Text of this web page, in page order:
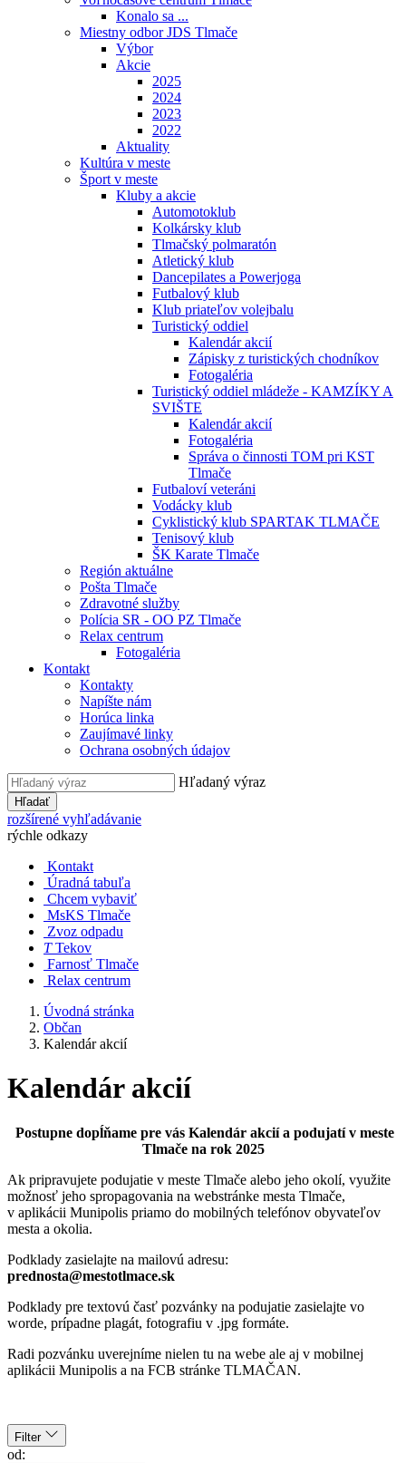
Konalo sa ...
Miestny odbor JDS Tlmače
Výbor
Akcie
2025
2024
2023
2022
Aktuality
Kultúra v meste
Šport v meste
Kluby a akcie
Automotoklub
Kolkársky klub
Tlmačský polmaratón
Atletický klub
Dancepilates a Powerjoga
Futbalový klub
Klub priateľov volejbalu
Turistický oddiel
Kalendár akcií
Zápisky z turistických chodníkov
Fotogaléria
Turistický oddiel mládeže - KAMZÍKY A
SVIŠTE
Kalendár akcií
Fotogaléria
Správa o činnosti TOM pri KST
Tlmače
Futbaloví veteráni
Vodácky klub
Cyklistický klub SPARTAK TLMAČE
Tenisový klub
ŠK Karate Tlmače
Región aktuálne
Pošta Tlmače
Zdravotné služby
Polícia SR - OO PZ Tlmače
Relax centrum
Fotogaléria
Kontakt
Kontakty
Napíšte nám
Horúca linka
Zaujímavé linky
Ochrana osobných údajov
Hľadaný výraz
Hľadať
rozšírené vyhľadávanie
rýchle odkazy
Kontakt
Úradná tabuľa
Chcem vybaviť
MsKS Tlmače
Zvoz odpadu
T Tekov
Farnosť Tlmače
Relax centrum
Úvodná stránka
Občan
Kalendár akcií
Kalendár akcií
Postupne dopĺňame pre vás Kalendár akcií a podujatí v meste
Tlmače na rok 2025
Ak pripravujete podujatie v meste Tlmače alebo jeho okolí, využite
možnosť jeho spropagovania na webstránke mesta Tlmače,
v aplikácii Munipolis priamo do mobilných telefónov obyvateľov
mesta a okolia.
Podklady zasielajte na mailovú adresu:
prednosta@mestotlmace.sk
Podklady pre textovú časť pozvánky na podujatie zasielajte vo
worde, prípadne plagát, fotografiu v .jpg formáte.
Radi pozvánku uverejníme nielen tu na webe ale aj v mobilnej
aplikácii Munipolis a na FCB stránke TLMAČAN.
Filter
od: